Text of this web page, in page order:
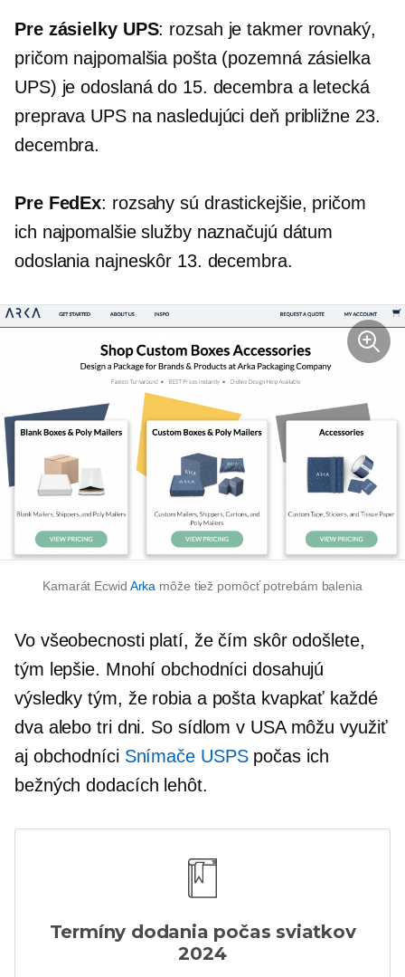
Pre zásielky UPS: rozsah je takmer rovnaký,
pričom najpomalšia pošta (pozemná zásielka
UPS) je odoslaná do 15. decembra a letecká
preprava UPS na nasledujúci deň približne 23.
decembra.
Pre FedEx: rozsahy sú drastickejšie, pričom
ich najpomalšie služby naznačujú dátum
odoslania najneskôr 13. decembra.
Kamarát Ecwid Arka môže tiež pomôcť potrebám balenia
Vo všeobecnosti platí, že čím skôr odošlete,
tým lepšie. Mnohí obchodníci dosahujú
výsledky tým, že robia a poštakvapkať každé
dva alebo tri dni. So sídlom v USAmôžu využiť
aj obchodníci Snímače USPSpočas ich
bežných dodacích lehôt.
Termíny dodania počas sviatkov
2024